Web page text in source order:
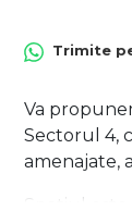
Trimite
Va
Sectorul 4,
amenajate,
Spatiul